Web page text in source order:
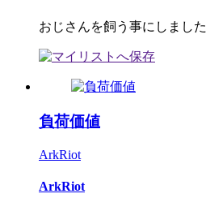
おじさんを飼う事にしました
負荷価値
ArkRiot
ArkRiot